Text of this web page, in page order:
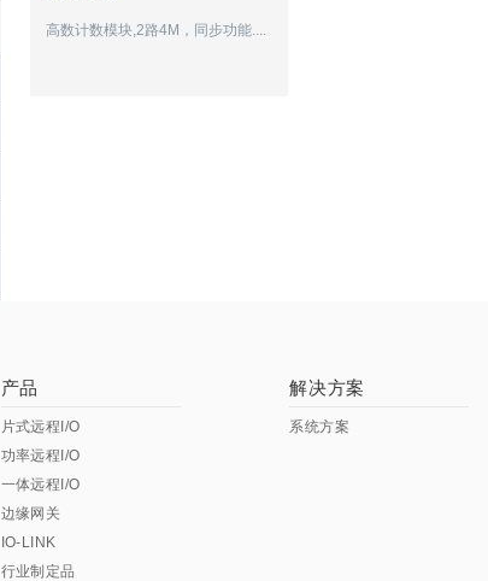
高数计数模块,2路4M，同步功能....
产品
片式远程I/O
功率远程I/O
一体远程I/O
边缘网关
IO-LINK
行业制定品
解决方案
系统方案